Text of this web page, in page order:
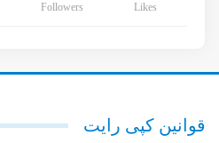
Likes
Followers
قوانین کپی رایت